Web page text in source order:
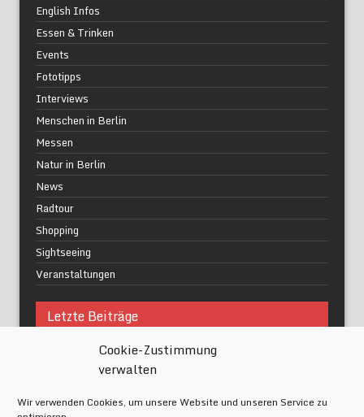
Cookie-Zustimmung
verwalten
Wir verwenden Cookies, um unsere Website und unseren Service zu
English Infos
Essen & Trinken
Events
Fototipps
Interviews
Menschen in Berlin
Messen
Natur in Berlin
News
Radtour
Shopping
Sightseeing
Veranstaltungen
Letzte Beiträge
Was macht urbane Lebensqualität wirklich aus?
Grüne Oasen in Berlin
Festival of Lights Berlin 2024